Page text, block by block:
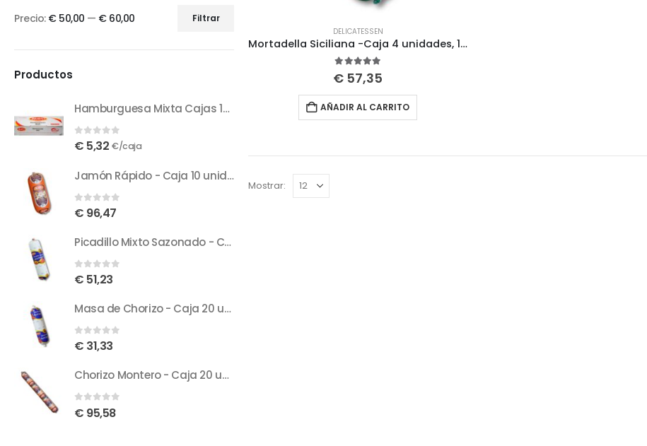
DELICATESSEN
Mortadella Siciliana -Caja 4 unidades, 12 Kg – 3 Kg/unidad
5.00out of 5
€ 57,35
AÑADIR AL CARRITO
Mostrar:
Filtrar
Precio: € 50,00 — € 60,00
Productos
Hamburguesa Mixta Cajas 12 u
0out of 5
€ 5,32 €/caja
Jamón Rápido - Caja 10 unidades, 20 Kg - 2 Kg/unidad
0out of 5
€ 96,47
Picadillo Mixto Sazonado - Caja 13 unidades, 15,6 Kg - 1.20 Kg/unidad
0out of 5
€ 51,23
Masa de Chorizo - Caja 20 unidades, 8 Kg - 400 g/unidad
0out of 5
€ 31,33
Chorizo Montero - Caja 20 unidades, 20-20.4 Kg - 1 Kg aprox./unidad
0out of 5
€ 95,58